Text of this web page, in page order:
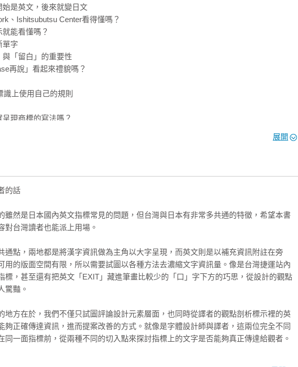
接號與破折號的用法要怎麼分辨？
」、「Up Stairs」、「Down Town」……不該被分開卻常被分開的英文單字有哪些？
觀點來看，怎樣才能做出英文標示的好翻譯？
的英文標點符號誤用有哪些？
其實不該用「Please」？
英文大寫表示強調，有什麼問題？
易理解的標識也將會越來越重要。
始是英文，後來就變日文
、Ishitsubutsu Center看得懂嗎？
能看懂嗎？
單字
與「留白」的重要性
再說」看起來禮貌嗎？
識上使用自己的規則
呈現商標的寫法嗎？
引號，甩開外行稱號
」直接排成“”意思會改變的情況
的用法
角出發的英文標識
：好翻譯需要團隊合作
：生出好翻譯的要件
師觀點：選擇適合英文的字型
展開
的話
雖然是日本國內英文指標常見的問題，但台灣與日本有非常多共通的特徵，希望本書
對台灣讀者也能派上用場。
通點，兩地都是將漢字資訊做為主角以大字呈現，而英文則是以補充資訊附註在旁
用的版面空間有限，所以需要試圖以各種方法去濃縮文字資訊量。像是台灣捷運站內
標，甚至還有把英文「EXIT」藏進筆畫比較少的「口」字下方的巧思，從設計的觀點
驚豔。
地方在於，我們不僅只試圖評論設計元素層面，也同時從譯者的觀點剖析標示裡的英
夠正確傳達資訊，進而提案改善的方式。就像是字體設計師與譯者，這兩位完全不同
同一面指標前，從兩種不同的切入點來探討指標上的文字是否能夠真正傳達給觀者。